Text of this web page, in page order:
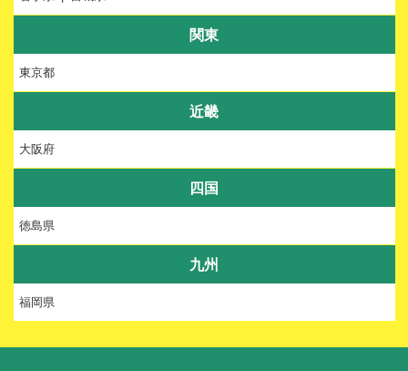
関東
東京都
近畿
大阪府
四国
徳島県
九州
福岡県